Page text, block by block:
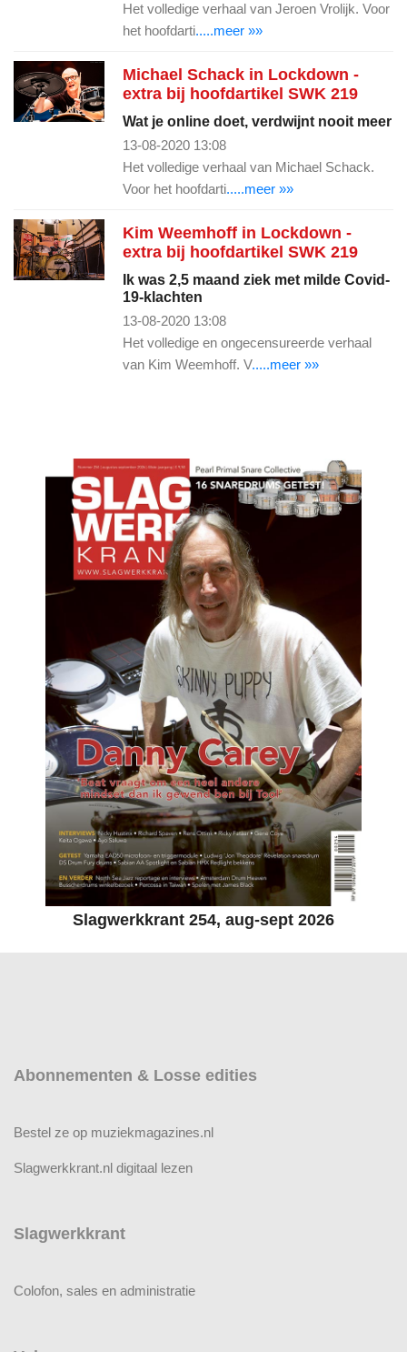
Het volledige verhaal van Jeroen Vrolijk. Voor
het hoofdarti.....meer »»
Michael Schack in Lockdown -
extra bij hoofdartikel SWK 219
Wat je online doet, verdwijnt nooit meer
13-08-2020 13:08
Het volledige verhaal van Michael Schack.
Voor het hoofdarti.....meer »»
Kim Weemhoff in Lockdown -
extra bij hoofdartikel SWK 219
Ik was 2,5 maand ziek met milde Covid-
19-klachten
13-08-2020 13:08
Het volledige en ongecensureerde verhaal
van Kim Weemhoff. V.....meer »»
Slagwerkkrant 254, aug-sept 2026
Abonnementen & Losse edities
Bestel ze op muziekmagazines.nl
Slagwerkkrant.nl digitaal lezen
Slagwerkkrant
Colofon, sales en administratie